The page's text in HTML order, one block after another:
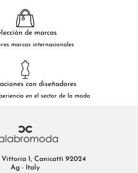
de marcas
marcas internacionales
con diseñadores
en el sector de la moda
1, Canicattì 92024
Ag - Italy